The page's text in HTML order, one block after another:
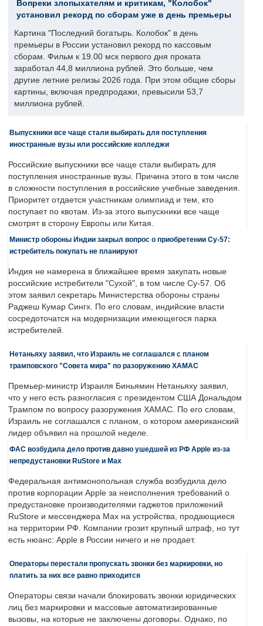
Вопреки злопыхателям и критикам, "Колобок"
установил рекорд по сборам уже в день премьеры
Картина "Последний богатырь. Колобок" в день
премьеры в России установил рекорд по кассовым
сборам. Фильм к 19.00 мск первого дня проката
заработал 44,8 миллиона рублей. Это больше, чем
другие летние релизы 2026 года. При этом общие сборы
картины, включая предпродажи, превысили 53,7
миллиона рублей.
Выпускники все чаще стали выбирать для поступления
иностранные вузы или российские колледжи
Российские выпускники все чаще стали выбирать для
поступления иностранные вузы. Причина этого в том числе
в сложности поступления в российские учебные заведения.
Приоритет отдается участникам олимпиад и тем, кто
поступает по квотам. Из-за этого выпускники все чаще
смотрят в сторону Европы или Китая.
Министр обороны Индии закрыл вопрос о приобретении Су-57:
истребитель покупать не планируют
Индия не намерена в ближайшее время закупать новые
российские истребители "Сухой", в том числе Су-57. Об
этом заявил секретарь Министерства обороны страны
Раджеш Кумар Сингх. По его словам, индийские власти
сосредоточатся на модернизации имеющегося парка
истребителей.
Нетаньяху заявил, что Израиль не соглашался с планом
трамповского "Совета мира" по разоружению ХАМАС
Премьер-министр Израиля Биньямин Нетаньяху заявил,
что у него есть разногласия с президентом США Дональдом
Трампом по вопросу разоружения ХАМАС. По его словам,
Израиль не соглашался с планом, о котором американский
лидер объявил на прошлой неделе.
ФАС возбудила дело против давно ушедшей из РФ Apple из-за
непредустановки RuStore и Max
Федеральная антимонопольная служба возбудила дело
против корпорации Apple за неисполнения требований о
предустановке производителями гаджетов приложений
RuStore и мессенджера Max на устройства, продающиеся
на территории РФ. Компании грозит крупный штраф, но тут
есть нюанс: Apple в России ничего и не продает.
Операторы перестали пропускать звонки без маркировки, но
платить за них все равно приходится
Операторы связи начали блокировать звонки юридических
лиц без маркировки и массовые автоматизированные
вызовы, на которые не заключены договоры. Однако, по